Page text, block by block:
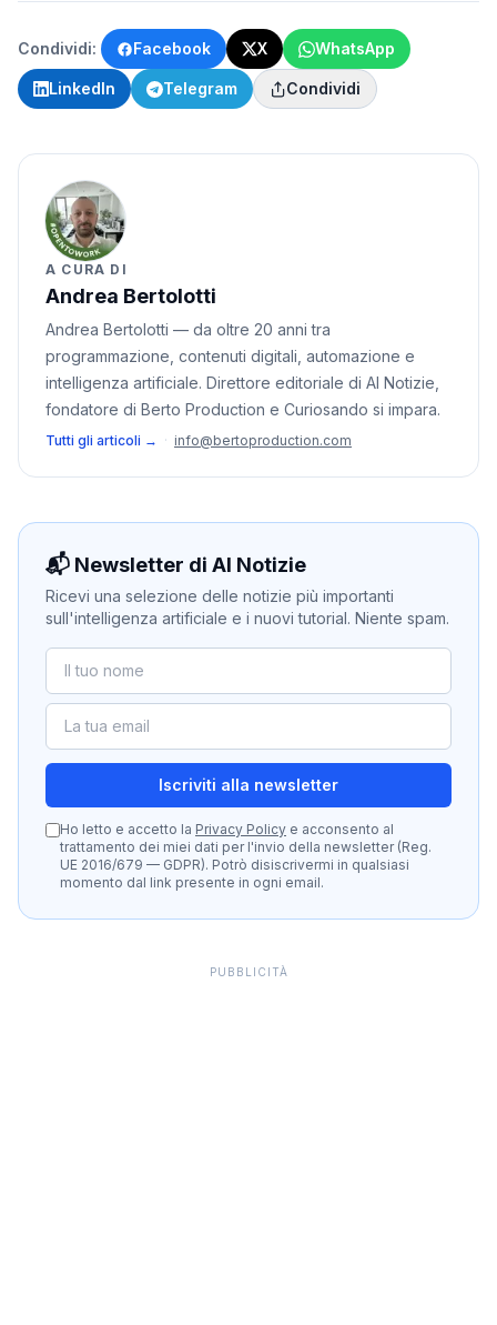
Condividi: Facebook X WhatsApp
LinkedIn Telegram Condividi
A CURA DI
Andrea Bertolotti
Andrea Bertolotti — da oltre 20 anni tra
programmazione, contenuti digitali, automazione e
intelligenza artificiale. Direttore editoriale di AI Notizie,
fondatore di Berto Production e Curiosando si impara.
Tutti gli articoli → · info@bertoproduction.com
📬 Newsletter di AI Notizie
Ricevi una selezione delle notizie più importanti
sull'intelligenza artificiale e i nuovi tutorial. Niente spam.
Iscriviti alla newsletter
Ho letto e accetto la Privacy Policy e acconsento al
trattamento dei miei dati per l'invio della newsletter (Reg.
UE 2016/679 — GDPR). Potrò disiscrivermi in qualsiasi
momento dal link presente in ogni email.
PUBBLICITÀ